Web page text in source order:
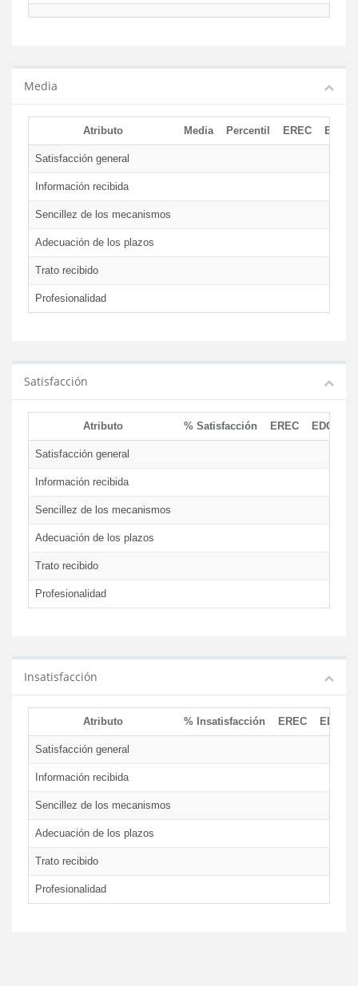
Media
Atributo Media Percentil EREC
Satisfacción general
Información recibida
Sencillez de los mecanismos
Adecuación de los plazos
Trato recibido
Profesionalidad
Satisfacción
Atributo % Satisfacción EREC EDCEN
Satisfacción general
Información recibida
Sencillez de los mecanismos
Adecuación de los plazos
Trato recibido
Profesionalidad
Insatisfacción
Atributo % Insatisfacción EREC EDCEN
Satisfacción general
Información recibida
Sencillez de los mecanismos
Adecuación de los plazos
Trato recibido
Profesionalidad